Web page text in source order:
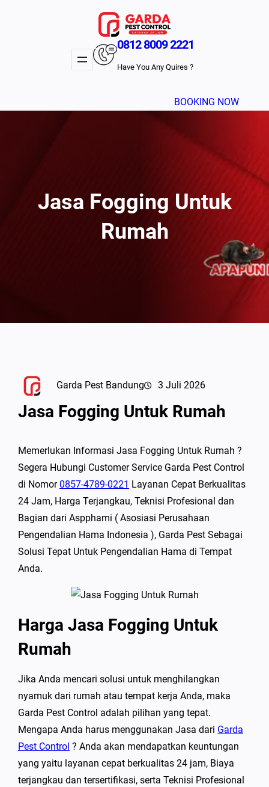
0812 8009 2221
Have You Any Quires ?
BOOKING NOW
Jasa Fogging Untuk
Rumah
Garda Pest Bandung 3 Juli 2026
Jasa Fogging Untuk Rumah
Memerlukan Informasi Jasa Fogging Untuk Rumah ?
Segera Hubungi Customer Service Garda Pest Control
di Nomor0857-4789-0221 Layanan Cepat Berkualitas
24 Jam, Harga Terjangkau, Teknisi Profesional dan
Bagian dari Aspphami ( Asosiasi Perusahaan
Pengendalian Hama Indonesia ), Garda Pest Sebagai
Solusi Tepat Untuk Pengendalian Hama di Tempat
Anda.
Harga Jasa Fogging Untuk
Rumah
Jika Anda mencari solusi untuk menghilangkan
nyamuk dari rumah atau tempat kerja Anda, maka
Garda Pest Control adalah pilihan yang tepat.
Mengapa Anda harus menggunakan Jasa dari Garda
Pest Control ? Anda akan mendapatkan keuntungan
yang yaitu layanan cepat berkualitas 24 jam, Biaya
terjangkau dan tersertifikasi, serta Teknisi Profesional